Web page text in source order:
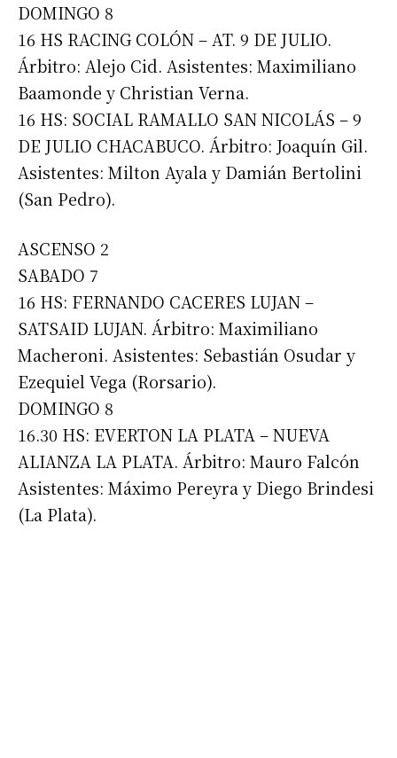
DOMINGO 8
16 HS RACING COLÓN – AT. 9 DE JULIO.
Árbitro: Alejo Cid. Asistentes: Maximiliano
Baamonde y Christian Verna.
16 HS: SOCIAL RAMALLO SAN NICOLÁS – 9
DE JULIO CHACABUCO. Árbitro: Joaquín Gil.
Asistentes: Milton Ayala y Damián Bertolini
(San Pedro).
ASCENSO 2
SABADO 7
16 HS: FERNANDO CACERES LUJAN –
SATSAID LUJAN. Árbitro: Maximiliano
Macheroni. Asistentes: Sebastián Osudar y
Ezequiel Vega (Rorsario).
DOMINGO 8
16.30 HS: EVERTON LA PLATA – NUEVA
ALIANZA LA PLATA. Árbitro: Mauro Falcón
Asistentes: Máximo Pereyra y Diego Brindesi
(La Plata).